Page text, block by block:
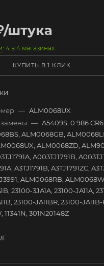
/штука
: 4 в 4 магазинах
КУПИТЬ В 1 КЛИК
— ALM0068UX
— A5409S, 0 986 CR6
ALM0068GB,
ALM0068ZD,
A003TJ1791B,
A3TJ1791B, A3TJ1791ZC,
ALM0068RB,
23100-3JA1A, 23100-JA11A,
23100-JA11BR, 23100-JA11B-
11341N, 301N20148Z